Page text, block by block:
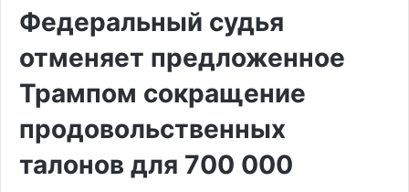
Федеральный судья
отменяет предложенное
Трампом сокращение
продовольственных
талонов для 700 000